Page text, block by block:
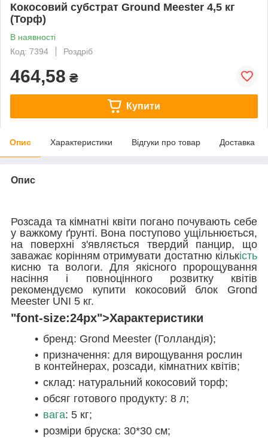
Кокосовий субстрат Ground Meester 4,5 кг
(Торф)
В наявності
Код: 7394
Роздріб
464,58 ₴
Купити
Опис Характеристики Відгуки про товар Доставка
Опис
Розсада та кімнатні квіти погано почувають себе
у важкому ґрунті. Вона поступово ущільнюється,
на поверхні з'являється твердий панцир, що
заважає корінням отримувати достатню кількість
кисню та вологи. Для якісного пророщування
насіння і повноцінного розвитку квітів
рекомендуємо купити кокосовий блок Grond
Meester UNI 5 кг.
"font-size:24px">Характеристики
бренд: Grond Meester (Голландія);
призначення: для вирощування рослин
в контейнерах, розсади, кімнатних квітів;
склад: натуральний кокосовий торф;
обсяг готового продукту: 8 л;
вага: 5 кг;
розміри бруска: 30*30 см;